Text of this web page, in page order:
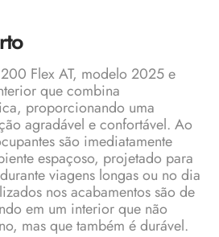
Flex AT, modelo 2025 e
que combina
proporcionando uma
agradável e confortável. Ao
são imediatamente
espaçoso, projetado para
viagens longas ou no dia
nos acabamentos são de
em um interior que não
mas que também é durável.